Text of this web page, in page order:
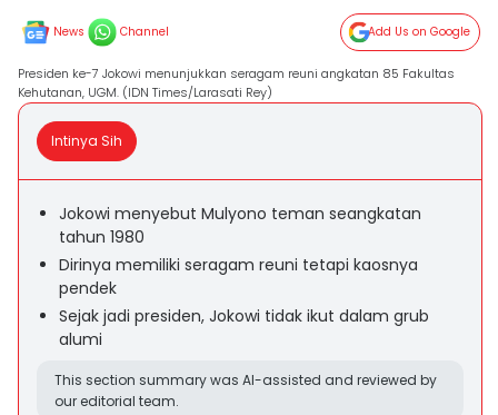
News Channel Add Us on Google
Presiden ke-7 Jokowi menunjukkan seragam reuni angkatan 85 Fakultas
Kehutanan, UGM. (IDN Times/Larasati Rey)
Intinya Sih
Jokowi menyebut Mulyono teman seangkatan
tahun 1980
Dirinya memiliki seragam reuni tetapi kaosnya
pendek
Sejak jadi presiden, Jokowi tidak ikut dalam grub
alumi
This section summary was AI-assisted and reviewed by
our editorial team.